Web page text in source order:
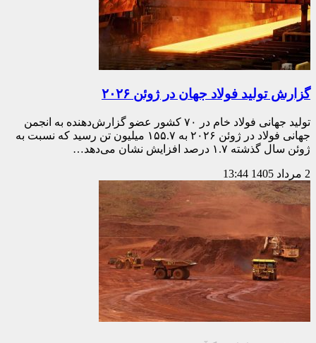
گزارش تولید فولاد جهان در ژوئن ۲۰۲۶
تولید جهانی فولاد خام در ۷۰ کشور عضو گزارش‌دهنده به انجمن
جهانی فولاد در ژوئن ۲۰۲۶ به ۱۵۵.۷ میلیون تن رسید که نسبت به
ژوئن سال گذشته ۱.۷ درصد افزایش نشان می‌دهد…
2 مرداد 1405 13:44